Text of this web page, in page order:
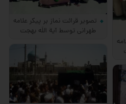
تصویر قرائت نماز بر پیکر علامه
طهرانی توسط آیة اللَه بهجت